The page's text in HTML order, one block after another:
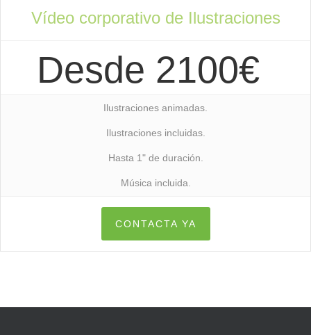
Vídeo corporativo de Ilustraciones
Desde 2100€
Ilustraciones animadas.
Ilustraciones incluidas.
Hasta 1" de duración.
Música incluida.
CONTACTA YA